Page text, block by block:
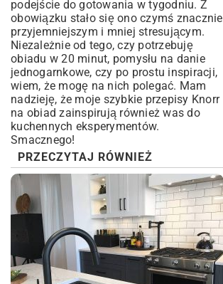
podejście do gotowania w tygodniu. Z
obowiązku stało się ono czymś znacznie
przyjemniejszym i mniej stresującym.
Niezależnie od tego, czy potrzebuję
obiadu w 20 minut, pomysłu na danie
jednogarnkowe, czy po prostu inspiracji,
wiem, że mogę na nich polegać. Mam
nadzieję, że moje szybkie przepisy Knorr
na obiad zainspirują również was do
kuchennych eksperymentów.
Smacznego!
PRZECZYTAJ RÓWNIEŻ